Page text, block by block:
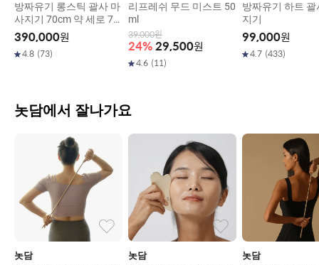
방짜유기 롱스틱 괄사 마
사지기 70cm 약 세로 70
cm x 두께 약 0.75cm
390,000원
4.8 (73)
리프레쉬 무드 미스트 50
ml
39,000원
24% 29,500원
4.6 (11)
방짜유기 하트 괄
지기
99,000원
4.7 (433)
놋담에서 잘나가요
놋담 놋담 놋담